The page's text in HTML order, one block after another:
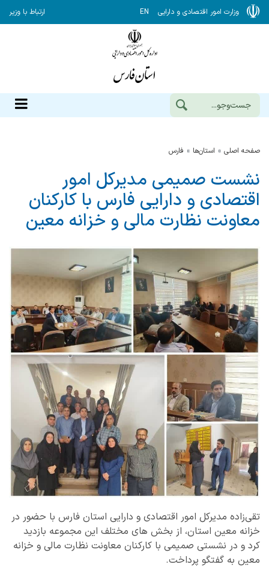
وزارت امور اقتصادی و دارایی EN ارتباط با وزیر
صفحه اصلی استان‌ها فارس
نشست صمیمی مدیرکل امور
اقتصادی و دارایی فارس با کارکنان
معاونت نظارت مالی و خزانه معین
تقی‌زاده مدیرکل امور اقتصادی و دارایی استان فارس با حضور در
خزانه معین استان، از بخش های مختلف این مجموعه بازدید
کرد و در نشستی صمیمی با کارکنان معاونت نظارت مالی و خزانه
معین به گفتگو پرداخت.